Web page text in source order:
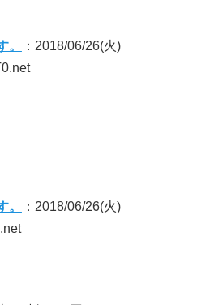
。
：2018/06/26(火)
。
：2018/06/26(火)